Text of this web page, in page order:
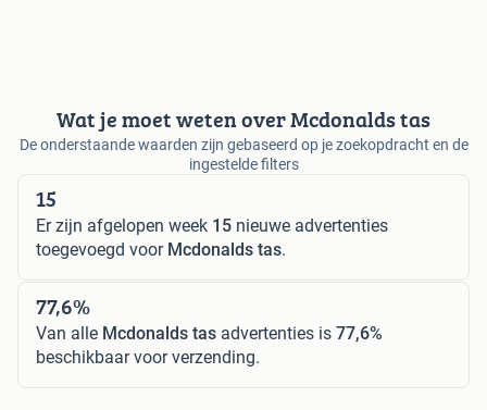
Wat je moet weten over Mcdonalds tas
De onderstaande waarden zijn gebaseerd op je zoekopdracht en de
ingestelde filters
15
Er zijn afgelopen week 15 nieuwe advertenties
toegevoegd voor Mcdonalds tas.
77,6%
Van alle Mcdonalds tas advertenties is 77,6%
beschikbaar voor verzending.